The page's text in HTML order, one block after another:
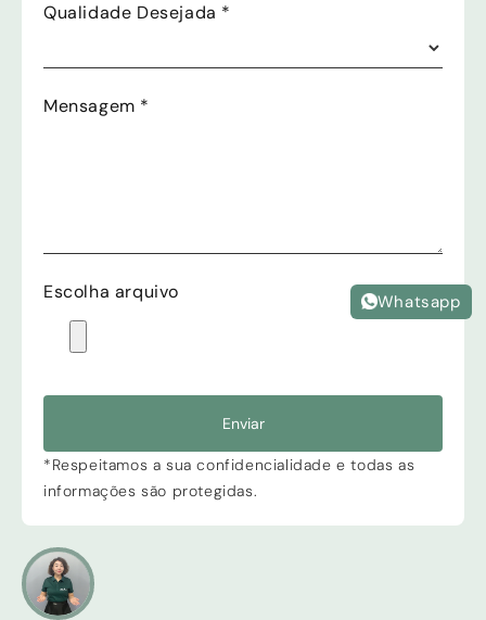
Qualidade Desejada *
Mensagem *
Escolha arquivo
Enviar
*Respeitamos a sua confidencialidade e todas as
informações são protegidas.
Whatsapp